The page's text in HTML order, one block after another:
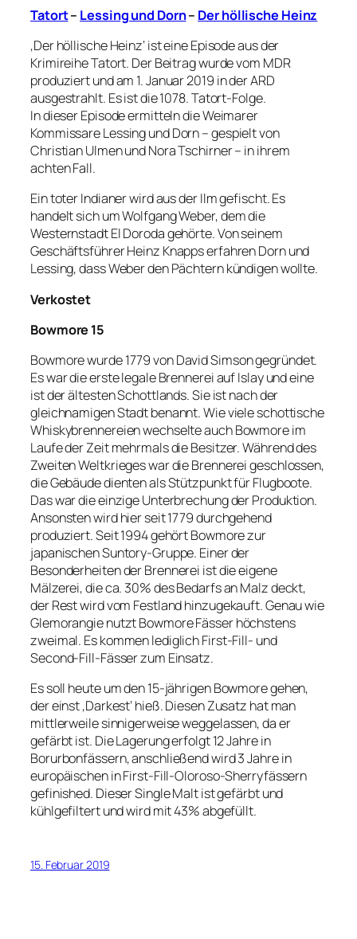
Tatort– Lessing und Dorn– Der höllische Heinz
‚Der höllische Heinz‘ ist eine Episode aus der
Krimireihe Tatort. Der Beitrag wurde vom MDR
produziert und am 1. Januar 2019 in der ARD
ausgestrahlt. Es ist die 1078. Tatort-Folge.
In dieser Episode ermitteln die Weimarer
Kommissare Lessing und Dorn – gespielt von
Christian Ulmen und Nora Tschirner – in ihrem
achten Fall.
Ein toter Indianer wird aus der Ilm gefischt. Es
handelt sich um Wolfgang Weber, dem die
Westernstadt El Doroda gehörte. Von seinem
Geschäftsführer Heinz Knapps erfahren Dorn und
Lessing, dass Weber den Pächtern kündigen wollte.
Verkostet
Bowmore 15
Bowmore wurde 1779 von David Simson gegründet.
Es war die erste legale Brennerei auf Islay und eine
ist der ältesten Schottlands. Sie ist nach der
gleichnamigen Stadt benannt. Wie viele schottische
Whiskybrennereien wechselte auch Bowmore im
Laufe der Zeit mehrmals die Besitzer. Während des
Zweiten Weltkrieges war die Brennerei geschlossen,
die Gebäude dienten als Stützpunkt für Flugboote.
Das war die einzige Unterbrechung der Produktion.
Ansonsten wird hier seit 1779 durchgehend
produziert. Seit 1994 gehört Bowmore zur
japanischen Suntory-Gruppe. Einer der
Besonderheiten der Brennerei ist die eigene
Mälzerei, die ca. 30% des Bedarfs an Malz deckt,
der Rest wird vom Festland hinzugekauft. Genau wie
Glemorangie nutzt Bowmore Fässer höchstens
zweimal. Es kommen lediglich First-Fill- und
Second-Fill-Fässer zum Einsatz.
Es soll heute um den 15-jährigen Bowmore gehen,
der einst ‚Darkest‘ hieß. Diesen Zusatz hat man
mittlerweile sinnigerweise weggelassen, da er
gefärbt ist. Die Lagerung erfolgt 12 Jahre in
Borurbonfässern, anschließend wird 3 Jahre in
europäischen in First-Fill-Oloroso-Sherryfässern
gefinished. Dieser Single Malt ist gefärbt und
kühlgefiltert und wird mit 43% abgefüllt.
15. Februar 2019